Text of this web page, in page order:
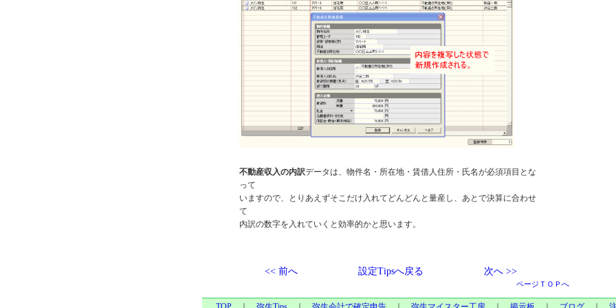
不動産収入の内訳データは、物件名・所在地・賃借人住所・氏名が必須項目とな
って
いますので、とりあえずそこだけ入れてどんどんと量産し、あとで決算に合わせ
て
内訳の数字を入れていくと効率的かと思います。
<< 前へ 設定Tipsへ戻る 次へ >>
ページＴＯＰへ